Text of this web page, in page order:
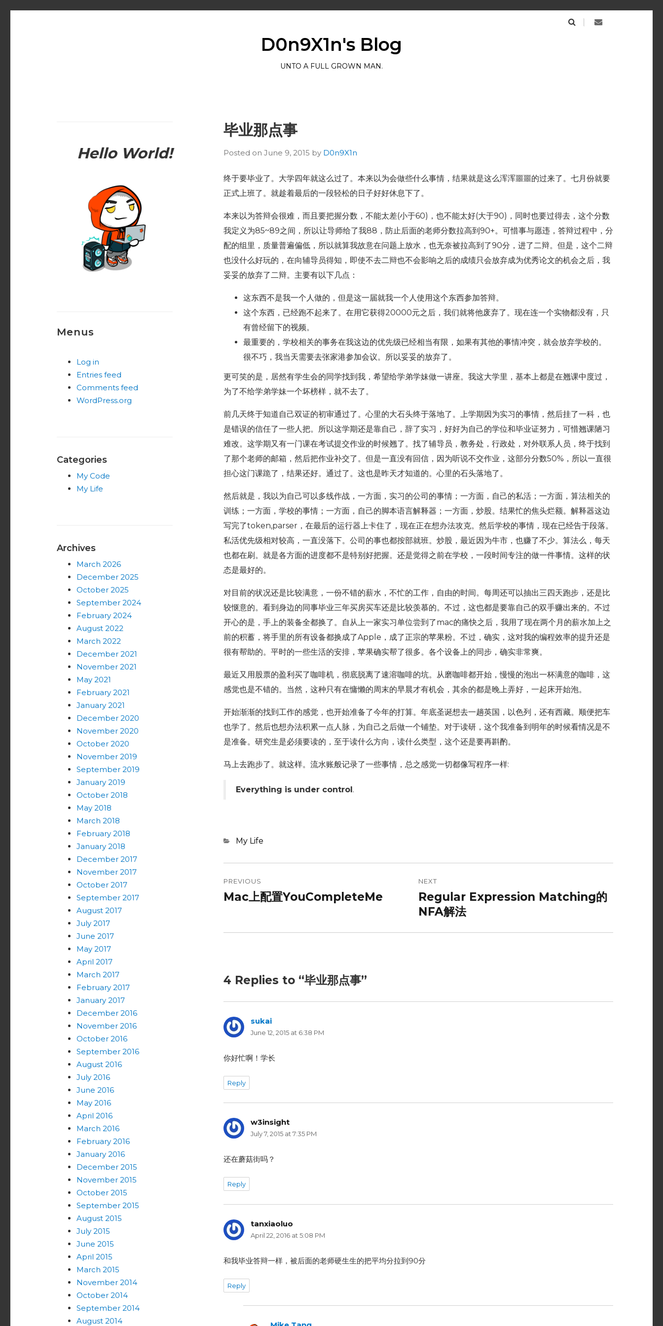
D0n9X1n's Blog
UNTO A FULL GROWN MAN.
毕业那点事
Posted on June 9, 2015 by D0n9X1n
终于要毕业了。大学四年就这么过了。本来以为会做些什么事情，结果就是这么浑浑噩噩的过来了。七月份就要
正式上班了。就趁着最后的一段轻松的日子好好休息下了。
本来以为答辩会很难，而且要把握分数，不能太差(小于60)，也不能太好(大于90)，同时也要过得去，这个分数
我定义为85~89之间，所以让导师给了我88，防止后面的老师分数拉高到90+。可惜事与愿违，答辩过程中，分
配的组里，质量普遍偏低，所以就算我故意在问题上放水，也无奈被拉高到了90分，进了二辩。但是，这个二辩
也没什么好玩的，在向辅导员得知，即使不去二辩也不会影响之后的成绩只会放弃成为优秀论文的机会之后，我
妥妥的放弃了二辩。主要有以下几点：
这东西不是我一个人做的，但是这一届就我一个人使用这个东西参加答辩。
这个东西，已经跑不起来了。在用它获得20000元之后，我们就将他废弃了。现在连一个实物都没有，只
有曾经留下的视频。
最重要的，学校相关的事务在我这边的优先级已经相当有限，如果有其他的事情冲突，就会放弃学校的。
很不巧，我当天需要去张家港参加会议。所以妥妥的放弃了。
更可笑的是，居然有学生会的同学找到我，希望给学弟学妹做一讲座。我这大学里，基本上都是在翘课中度过，
为了不给学弟学妹一个坏榜样，就不去了。
前几天终于知道自己双证的初审通过了。心里的大石头终于落地了。上学期因为实习的事情，然后挂了一科，也
是错误的信任了一些人把。所以这学期还是靠自己，辞了实习，好好为自己的学位和毕业证努力，可惜翘课陋习
难改。这学期又有一门课在考试提交作业的时候翘了。找了辅导员，教务处，行政处，对外联系人员，终于找到
了那个老师的邮箱，然后把作业补交了。但是一直没有回信，因为听说不交作业，这部分分数50%，所以一直很
担心这门课跪了，结果还好。通过了。这也是昨天才知道的。心里的石头落地了。
然后就是，我以为自己可以多线作战，一方面，实习的公司的事情；一方面，自己的私活；一方面，算法相关的
训练；一方面，学校的事情；一方面，自己的脚本语言解释器；一方面，炒股。结果忙的焦头烂额。解释器这边
写完了token,parser，在最后的运行器上卡住了，现在正在想办法攻克。然后学校的事情，现在已经告于段落。
私活优先级相对较高，一直没落下。公司的事也都按部就班。炒股，最近因为牛市，也赚了不少。算法么，每天
也都在刷。就是各方面的进度都不是特别好把握。还是觉得之前在学校，一段时间专注的做一件事情。这样的状
态是最好的。
对目前的状况还是比较满意，一份不错的薪水，不忙的工作，自由的时间。每周还可以抽出三四天跑步，还是比
较惬意的。看到身边的同事毕业三年买房买车还是比较羡慕的。不过，这也都是要靠自己的双手赚出来的。不过
开心的是，手上的装备全都换了。自从上一家实习单位尝到了mac的痛快之后，我用了现在两个月的薪水加上之
前的积蓄，将手里的所有设备都换成了Apple，成了正宗的苹果粉。不过，确实，这对我的编程效率的提升还是
很有帮助的。平时的一些生活的安排，苹果确实帮了很多。各个设备上的同步，确实非常爽。
最近又用股票的盈利买了咖啡机，彻底脱离了速溶咖啡的坑。从磨咖啡都开始，慢慢的泡出一杯满意的咖啡，这
感觉也是不错的。当然，这种只有在慵懒的周末的早晨才有机会，其余的都是晚上弄好，一起床开始泡。
开始渐渐的找到工作的感觉，也开始准备了今年的打算。年底圣诞想去一趟英国，以色列，还有西藏。顺便把车
也学了。然后也想办法积累一点人脉，为自己之后做一个铺垫。对于读研，这个我准备到明年的时候看情况是不
是准备。研究生是必须要读的，至于读什么方向，读什么类型，这个还是要再斟酌。
马上去跑步了。就这样。流水账般记录了一些事情，总之感觉一切都像写程序一样:
Everything is under control.
Categories
My Life
navigation
PREVIOUS
Previous
Mac上配置YouCompleteMe
NEXT
Next
post:
Regular Expression Matching的
NFA解法
4 Replies to “毕业那点事”
sukaisays:
June 12, 2015 at 6:38 PM
你好忙啊！学长
Reply
w3insightsays:
July 7, 2015 at 7:35 PM
还在蘑菇街吗？
Reply
tanxiaoluo
April 22, 2016 at 5:08 PM
和我毕业答辩一样，被后面的老师硬生生的把平均分拉到90分
Reply
Hello World!
Menus
Log in
Entries feed
Comments feed
WordPress.org
Categories
My Code
My Life
Archives
March 2026
December 2025
October 2025
September 2024
February 2024
August 2022
March 2022
December 2021
November 2021
May 2021
February 2021
January 2021
December 2020
November 2020
October 2020
November 2019
September 2019
January 2019
October 2018
May 2018
March 2018
February 2018
January 2018
December 2017
November 2017
October 2017
September 2017
August 2017
July 2017
June 2017
May 2017
April 2017
March 2017
February 2017
January 2017
December 2016
November 2016
October 2016
September 2016
August 2016
July 2016
June 2016
May 2016
April 2016
March 2016
February 2016
January 2016
December 2015
November 2015
October 2015
September 2015
August 2015
July 2015
June 2015
April 2015
March 2015
November 2014
October 2014
September 2014
August 2014